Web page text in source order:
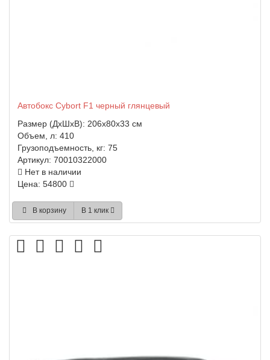
Автобокс Cybort F1 черный глянцевый
Размер (ДхШхВ): 206x80x33 см
Объем, л: 410
Грузоподъемность, кг: 75
Артикул: 70010322000
Нет в наличии
Цена: 54800
В корзину В 1 клик